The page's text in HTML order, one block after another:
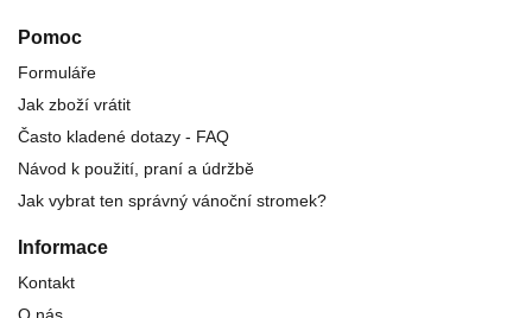
Pomoc
Formuláře
Jak zboží vrátit
Často kladené dotazy - FAQ
Návod k použití, praní a údržbě
Jak vybrat ten správný vánoční stromek?
Informace
Kontakt
O nás